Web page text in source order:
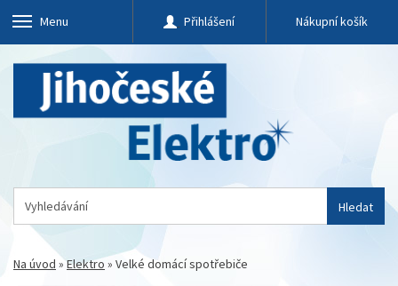
Menu Přihlášení Nákupní košík
Hledat
Na úvod »Elektro » Velké domácí spotřebiče